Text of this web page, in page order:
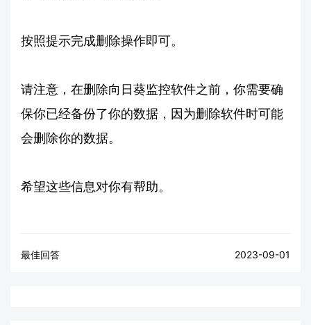
按照提示完成删除操作即可。
请注意，在删除向日葵监控软件之前，你需要确
保你已经备份了你的数据，因为删除软件时可能
会删除你的数据。
希望这些信息对你有帮助。
最佳回答 2023-09-01